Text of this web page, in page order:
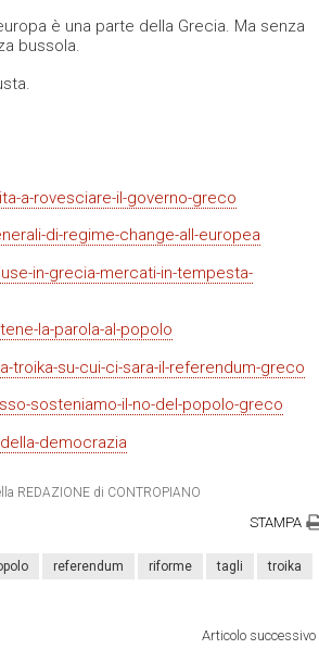
è una parte della Grecia. Ma senza
bussola.
a-rovesciare-il-governo-greco
di-regime-change-all-europea
in-grecia-mercati-in-tempesta-
la-parola-al-popolo
su-cui-ci-sara-il-referendum-greco
sosteniamo-il-no-del-popolo-greco
democrazia
REDAZIONE di CONTROPIANO
STAMPA
referendum riforme tagli troika
Articolo successivo